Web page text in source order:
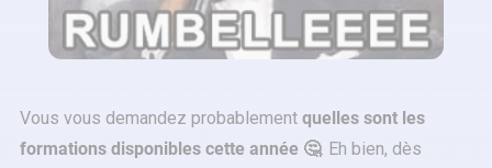
Vous vous demandez probablement quelles sont les
formations disponibles cette année 🤔. Eh bien, dès